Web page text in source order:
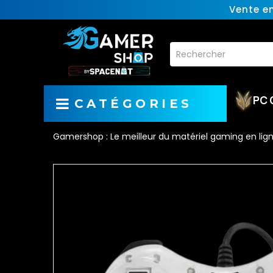
Vente
CATÉGORIES PC
Gamershop : Le meilleur du matériel gaming en